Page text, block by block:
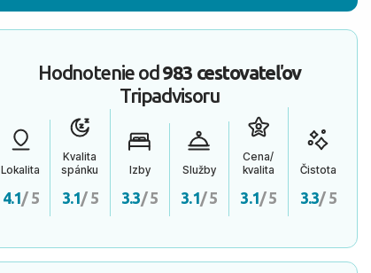
Hodnotenie od983 cestovateľov
Tripadvisoru
Lokalita
4.1/ 5
Kvalita
spánku
3.1/ 5
Izby
3.3/ 5
Služby
3.1/ 5
Cena/
kvalita
3.1/ 5
Čistota
3.3/ 5